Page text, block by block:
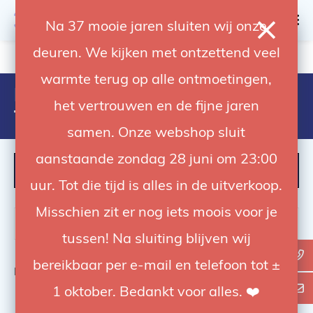
Na 37 mooie jaren sluiten wij onze
deuren. We kijken met ontzettend veel
warmte terug op alle ontmoetingen,
het vertrouwen en de fijne jaren
samen. Onze webshop sluit
aanstaande zondag 28 juni om 23:00
uur. Tot die tijd is alles in de uitverkoop.
Misschien zit er nog iets moois voor je
tussen! Na sluiting blijven wij
bereikbaar per e-mail en telefoon tot ±
1 oktober. Bedankt voor alles. ❤️
4.92 / 5 op trusted shops
Products tagged with elinchrom
five promotion kit
Bekijk0 van de 0 producten